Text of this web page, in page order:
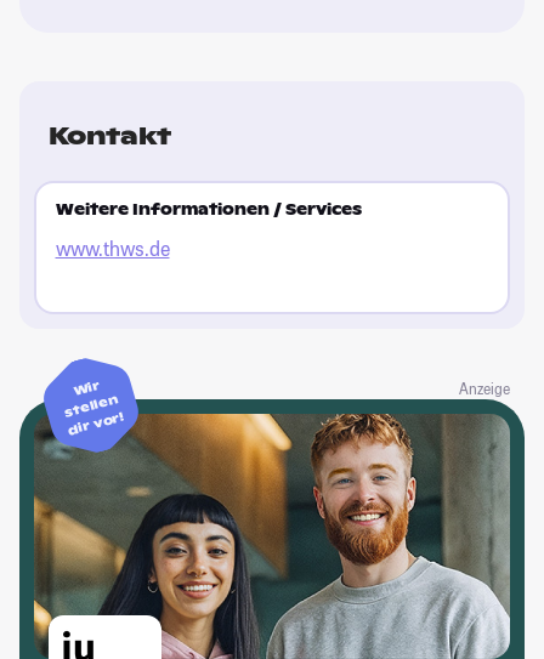
Kontakt
Weitere Informationen / Services
www.thws.de
Anzeige
Wir
stellen
dir vor!